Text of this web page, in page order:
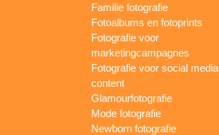
Familie fotografie
Fotoalbums en fotoprints
Fotografie voor
marketingcampagnes
Fotografie voor social media
content
Glamourfotografie
Mode fotografie
Newborn fotografie